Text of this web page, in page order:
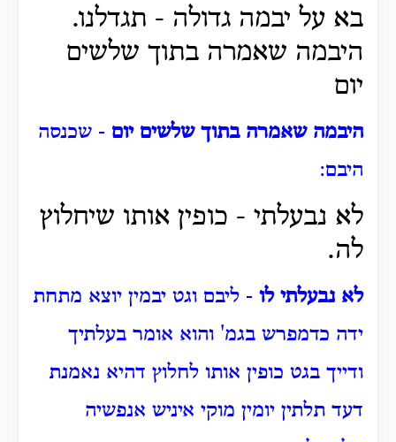
בא על יבמה גדולה - תגדלנו.
היבמה שאמרה בתוך שלשים
יום
היבמה שאמרה בתוך שלשים יום - שכנסה
היבם:
לא נבעלתי - כופין אותו שיחלוץ
לה.
לא נבעלתי לו - ליבם וגט יבמין יוצא מתחת
ידה כדמפרש בגמ' והוא אומר בעלתיך
ודייך בגט כופין אותו לחלוץ דהיא נאמנת
דעד תלתין יומין מוקי איניש אנפשיה